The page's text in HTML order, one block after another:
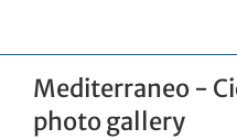
Mediterraneo -
photo gallery